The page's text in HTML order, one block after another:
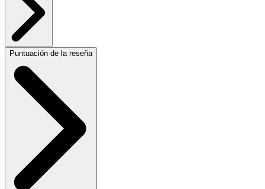
Puntuación de la reseña